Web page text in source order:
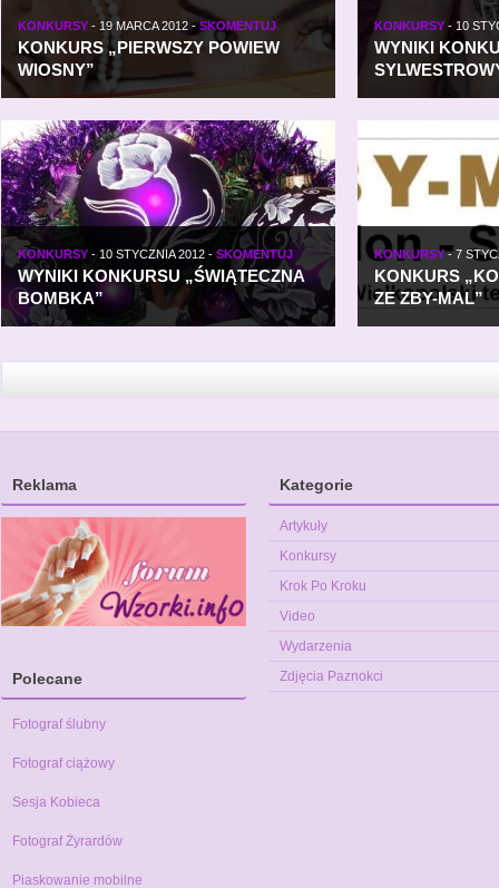
KONKURSY - 19 MARCA 2012-SKOMENTUJ
KONKURS „PIERWSZY POWIEW
WIOSNY”
KONKURSY - 10
WYNIKI
KONKURSY - 10 STYCZNIA 2012 - SKOMENTUJ
WYNIKI KONKURSU „ŚWIĄTECZNA
BOMBKA”
KONKURSY-7
KONKURS
ZE ZBY-MAL”
Reklama
Polecane
Fotograf ślubny
Fotograf ciążowy
Sesja Kobieca
Fotograf Żyrardów
Piaskowanie mobilne
Kategorie
Artykuły
Konkursy
Krok Po Kroku
Video
Wydarzenia
Zdjęcia Paznokci